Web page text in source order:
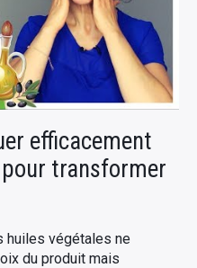
efficacement
pour transformer
huiles végétales ne
du produit mais